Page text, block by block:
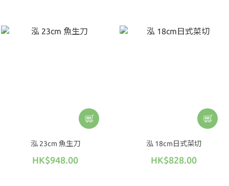
泓 23cm 魚生刀
HK$948.00
泓 18cm日式菜切
HK$828.00